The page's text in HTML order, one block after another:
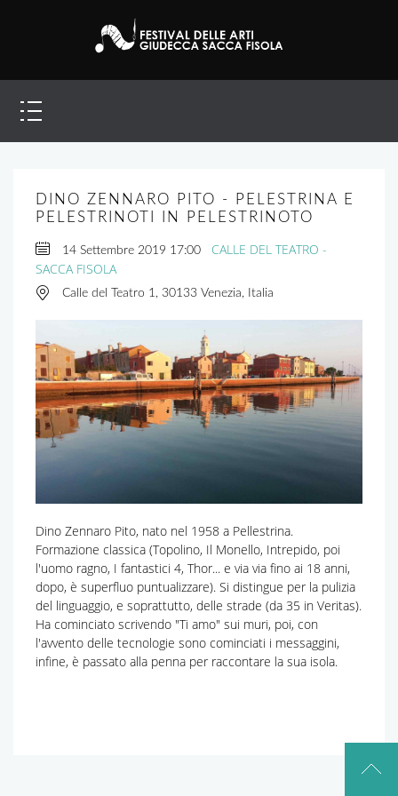
DINO ZENNARO PITO - PELESTRINA E
PELESTRINOTI IN PELESTRINOTO
14 Settembre 2019 17:00
CALLE DEL TEATRO -
SACCA FISOLA
Calle del Teatro 1, 30133 Venezia, Italia
Dino Zennaro Pito, nato nel 1958 a Pellestrina.
Formazione classica (Topolino, Il Monello, Intrepido, poi
l'uomo ragno, I fantastici 4, Thor... e via via fino ai 18 anni,
dopo, è superfluo puntualizzare). Si distingue per la pulizia
del linguaggio, e soprattutto, delle strade (da 35 in Veritas).
Ha cominciato scrivendo "Ti amo" sui muri, poi, con
l'avvento delle tecnologie sono cominciati i messaggini,
infine, è passato alla penna per raccontare la sua isola.